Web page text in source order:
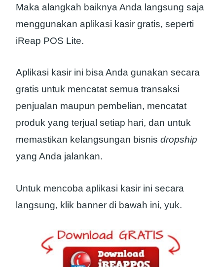
Maka alangkah baiknya Anda langsung saja
menggunakan aplikasi kasir gratis, seperti
iReap POS Lite.
Aplikasi kasir ini bisa Anda gunakan secara
gratis untuk mencatat semua transaksi
penjualan maupun pembelian, mencatat
produk yang terjual setiap hari, dan untuk
memastikan kelangsungan bisnis dropship
yang Anda jalankan.
Untuk mencoba aplikasi kasir ini secara
langsung, klik banner di bawah ini, yuk.